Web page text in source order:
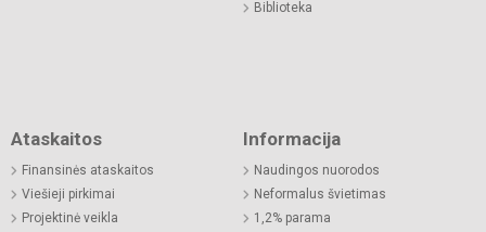
Biblioteka
Ataskaitos
Finansinės ataskaitos
Viešieji pirkimai
Projektinė veikla
Informacija
Naudingos nuorodos
Neformalus švietimas
1,2% parama